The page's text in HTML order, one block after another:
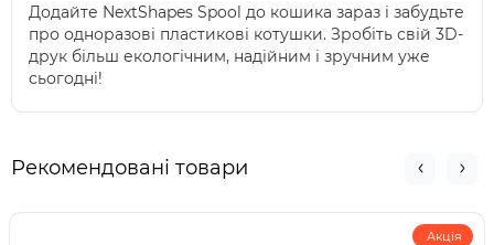
Додайте NextShapes Spool до кошика зараз і забудьте
про одноразові пластикові котушки. Зробіть свій 3D-
друк більш екологічним, надійним і зручним уже
сьогодні!
Рекомендовані товари
Акція